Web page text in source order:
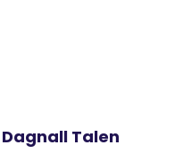
Talen